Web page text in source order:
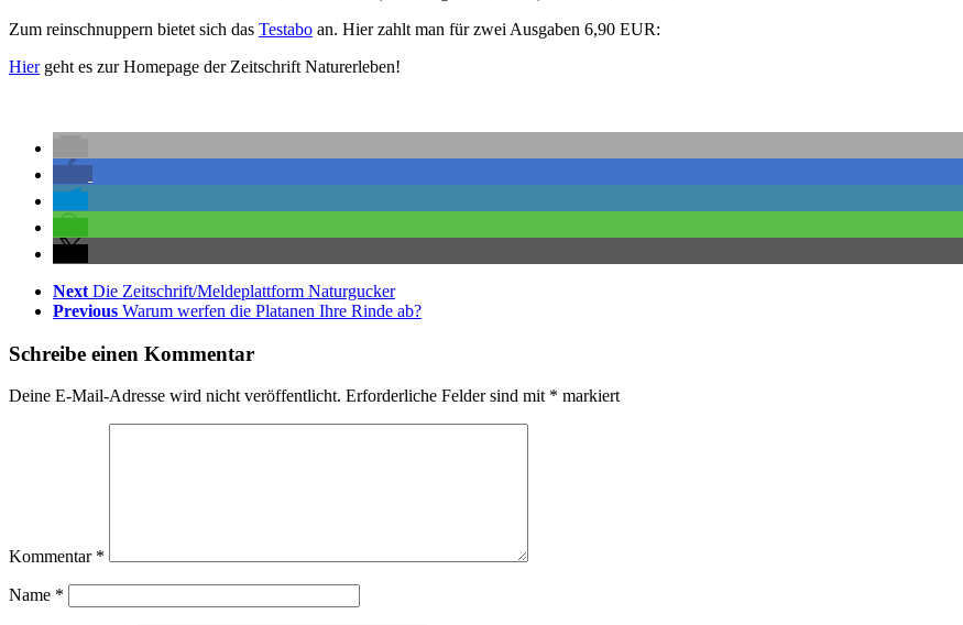
Zum reinschnuppern bietet sich das Testabo an. Hier zahlt man für zwei Ausgaben 6,90 EUR:
Hiergeht es zur Homepage der Zeitschrift Naturerleben!
Next Die Zeitschrift/Meldeplattform Naturgucker
Previous Warum werfen die Platanen Ihre Rinde ab?
Schreibe einen Kommentar
Deine E-Mail-Adresse wird nicht veröffentlicht. Erforderliche Felder sind mit * markiert
Kommentar *
Name *